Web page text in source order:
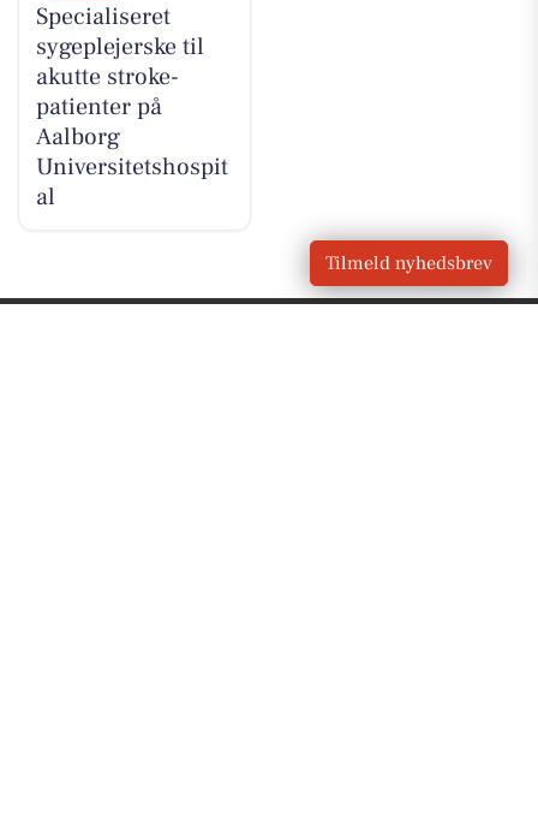
Specialiseret
sygeplejerske til
akutte stroke-
patienter på
Aalborg
Universitetshospit
al
Tilmeld nyhedsbrev